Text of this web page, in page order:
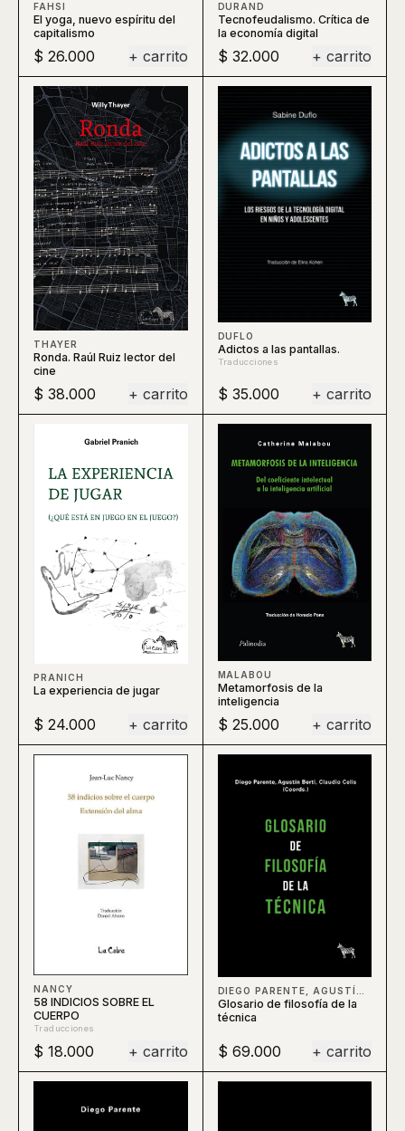
FAHSI
El yoga, nuevo espíritu del
capitalismo
$ 26.000 + carrito
DURAND
Tecnofeudalismo. Crítica de
la economía digital
$ 32.000 + carrito
THAYER
Ronda. Raúl Ruiz lector del
cine
$ 38.000 + carrito
DUFLO
Adictos a las pantallas.
Traducciones
$ 35.000 + carrito
PRANICH
La experiencia de jugar
$ 24.000 + carrito
MALABOU
Metamorfosis de la
inteligencia
$ 25.000 + carrito
NANCY
58 INDICIOS SOBRE EL
CUERPO
Traducciones
$ 18.000 + carrito
DIEGO PARENTE, AGUSTÍN BERTI, CLAUDIO CELIS, BERTI
Glosario de filosofía de la
técnica
$ 69.000 + carrito